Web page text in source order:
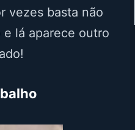
vezes basta não
lá aparece outro